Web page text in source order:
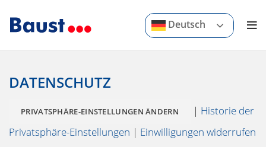
Deutsch
DATENSCHUTZ
PRIVATSPHÄRE-EINSTELLUNGEN ÄNDERN | Historie der
Privatsphäre-Einstellungen | Einwilligungen widerrufen